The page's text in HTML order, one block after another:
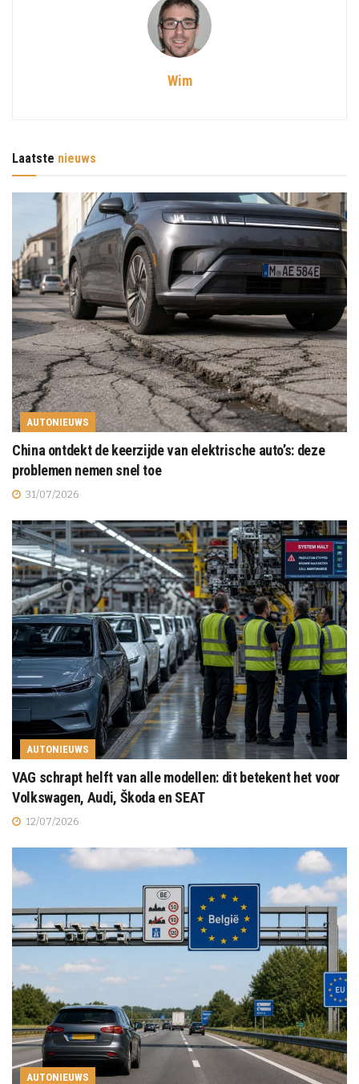
Wim
Laatste nieuws
AUTONIEUWS
China ontdekt de keerzijde van elektrische auto’s: deze
problemen nemen snel toe
31/07/2026
AUTONIEUWS
VAG schrapt helft van alle modellen: dit betekent het voor
Volkswagen, Audi, Škoda en SEAT
12/07/2026
AUTONIEUWS